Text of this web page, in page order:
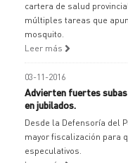
cartera de salud
múltiples tareas que
mosquito.
Leer más
03-11-2016
Advierten fuertes
en jubilados.
Desde la Defensoría del
mayor fiscalización para
especulativos.